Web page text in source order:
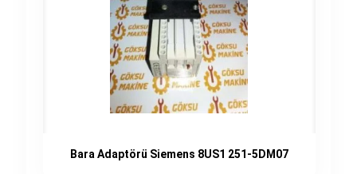
Bara Adaptörü Siemens 8US1 251-5DM07